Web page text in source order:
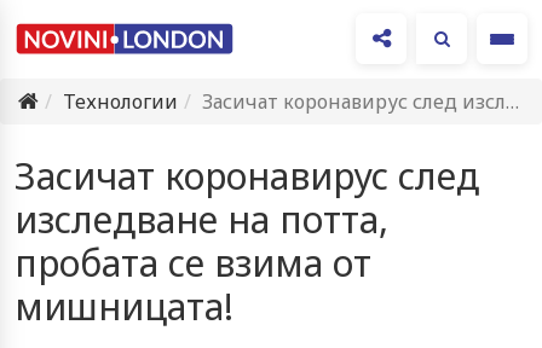
Технологии
Засичат коронавирус след изследване на потта, пробата се взима от…
Засичат коронавирус след
изследване на потта,
пробата се взима от
мишницата!